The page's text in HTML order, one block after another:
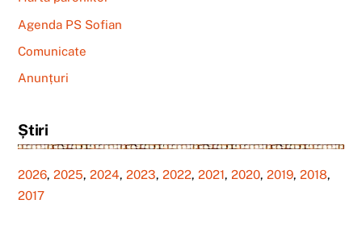
Agenda PS Sofian
Comunicate
Anunțuri
Știri
2026,2025,2024,2023,2022,2021,2020,2019,2018,
2017